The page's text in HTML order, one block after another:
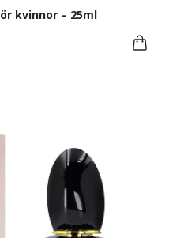
kvinnor – 25ml